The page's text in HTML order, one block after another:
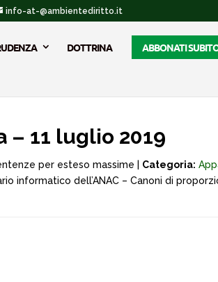
info-at-@ambientediritto.it
DOTTRINA ABBONATI
– 11 luglio 2019
per esteso massime | Categoria:
informatico dell’ANAC – Canoni di